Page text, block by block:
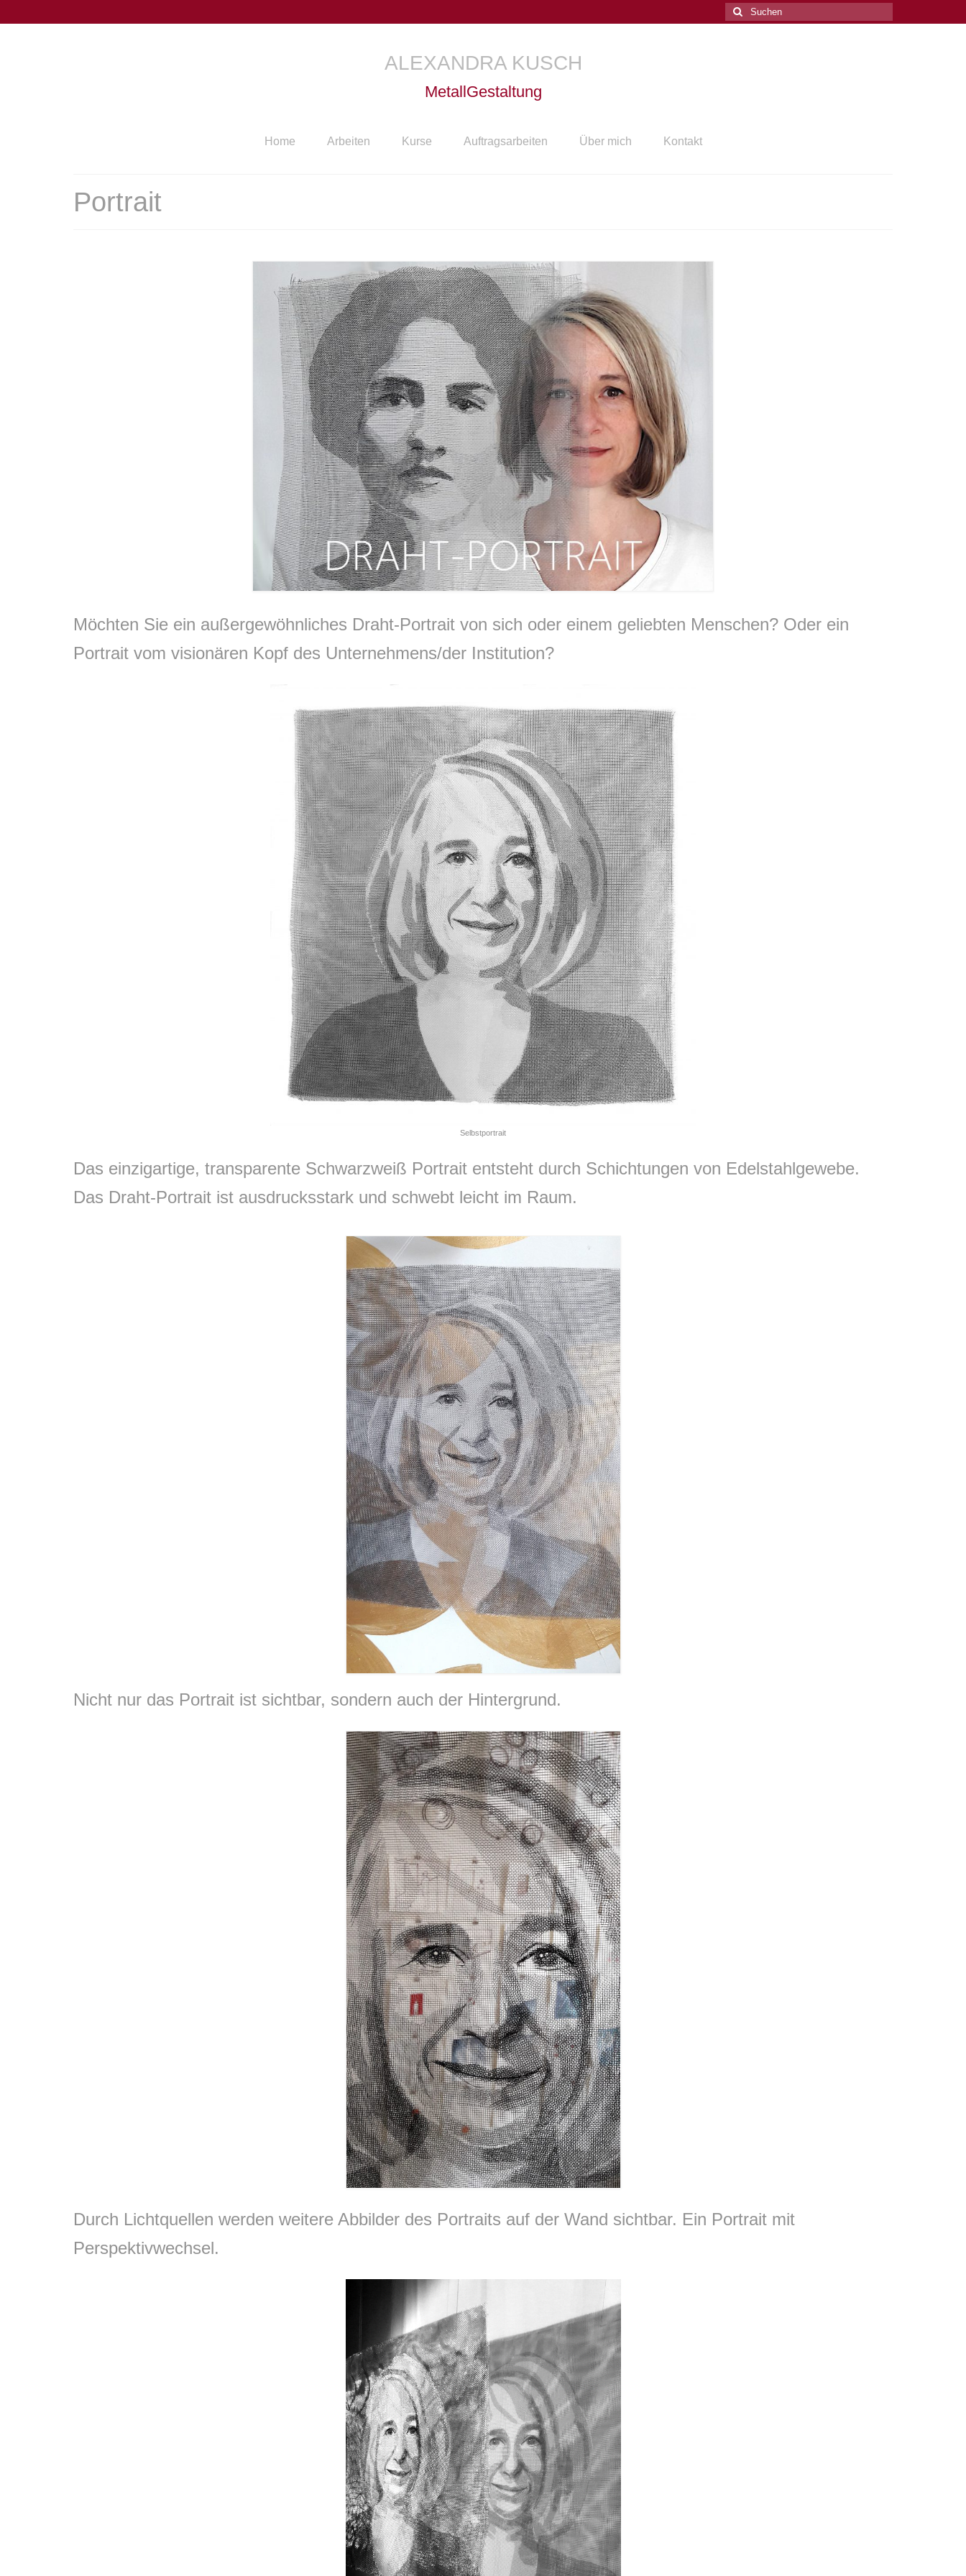
Suchen
nach:
ALEXANDRA KUSCH
MetallGestaltung
Home Arbeiten Kurse Auftragsarbeiten Über mich Kontakt
Portrait
Möchten Sie ein außergewöhnliches Draht-Portrait von sich oder einem geliebten Menschen? Oder ein
Portrait vom visionären Kopf des Unternehmens/der Institution?
Selbstportrait
Das einzigartige, transparente Schwarzweiß Portrait entsteht durch Schichtungen von Edelstahlgewebe.
Das Draht-Portrait ist ausdrucksstark und schwebt leicht im Raum.
Nicht nur das Portrait ist sichtbar, sondern auch der Hintergrund.
Durch Lichtquellen werden weitere Abbilder des Portraits auf der Wand sichtbar. Ein Portrait mit
Perspektivwechsel.